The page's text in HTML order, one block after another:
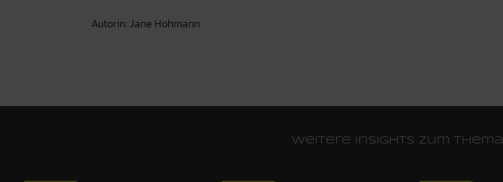
Autorin: Jane Hohmann
Weitere Insights zum Thema